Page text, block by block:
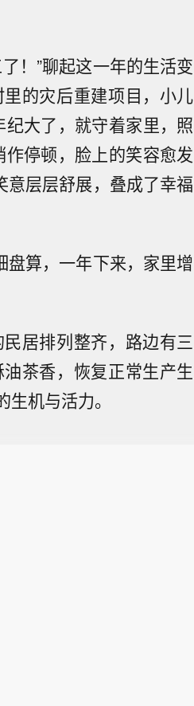
！”聊起这一年的生活变
的灾后重建项目，小儿
大了，就守着家里，照
停顿，脸上的笑容愈发
意层层舒展，叠成了幸福
盘算，一年下来，家里增
居排列整齐，路边有三
茶香，恢复正常生产生
机与活力。